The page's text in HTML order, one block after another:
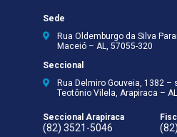
Sede
Rua Oldemburgo da Silva
Maceió – AL, 57055-320
Seccional
Rua Delmiro Gouveia, 1382 –
Teotônio Vilela, Arapiraca –
Seccional Arapiraca
(82) 3521-5046